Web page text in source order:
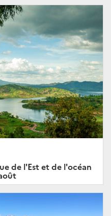
de l'Est et de l'océan